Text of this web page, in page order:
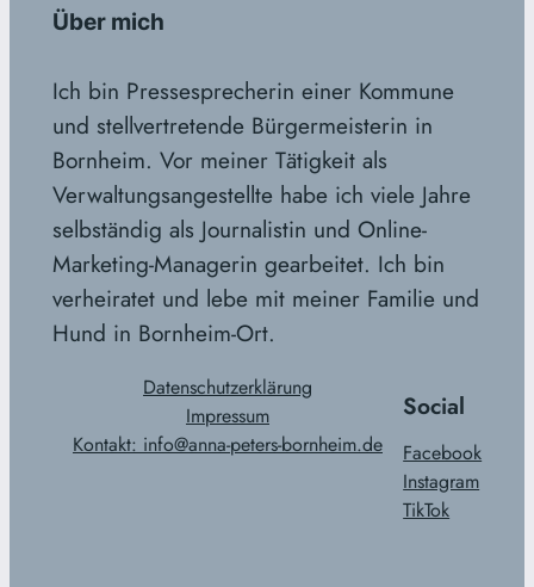
Über mich
Ich bin Pressesprecherin einer Kommune
und stellvertretende Bürgermeisterin in
Bornheim. Vor meiner Tätigkeit als
Verwaltungsangestellte habe ich viele Jahre
selbständig als Journalistin und Online-
Marketing-Managerin gearbeitet. Ich bin
verheiratet und lebe mit meiner Familie und
Hund in Bornheim-Ort.
Datenschutzerklärung
Impressum
Kontakt: info@anna-peters-bornheim.de
Social
Facebook
Instagram
TikTok